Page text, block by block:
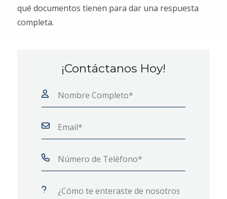
qué documentos tienen para dar una respuesta
completa.
¡Contáctanos Hoy!